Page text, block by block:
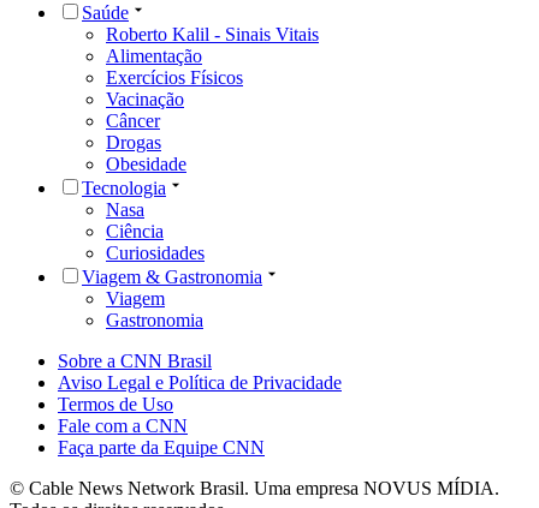
Saúde
Roberto Kalil - Sinais Vitais
Alimentação
Exercícios Físicos
Vacinação
Câncer
Drogas
Obesidade
Tecnologia
Nasa
Ciência
Curiosidades
Viagem & Gastronomia
Viagem
Gastronomia
Sobre a CNN Brasil
Aviso Legal e Política de Privacidade
Termos de Uso
Fale com a CNN
Faça parte da Equipe CNN
© Cable News Network Brasil. Uma empresa NOVUS MÍDIA.